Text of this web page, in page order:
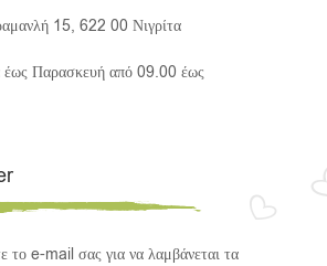
15, 622 00 Νιγρίτα
έως Παρασκευή από 09.00 έως
το e-mail σας για να λαμβάνεται τα